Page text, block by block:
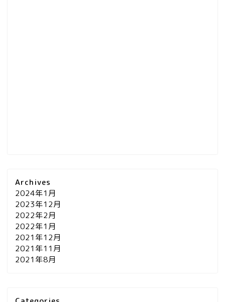
Archives
2024年1月
2023年12月
2022年2月
2022年1月
2021年12月
2021年11月
2021年8月